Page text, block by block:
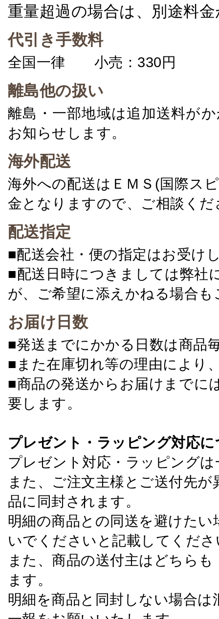
重量超過の場合は、別途料
代引き手数料
全国一律 小売：330円 卸
離島他の扱い
離島・一部地域は追加送料が
お知らせします。
海外配送
海外への配送はＥＭＳ(国際ス
金となりますので、ご相談くだ
配送指定
■配送会社・便の指定はお受け
■配送日時につきましては弊社
が、ご希望に添えかねる場合
お届け日数
■発送までにかかる日数は商品
■また在庫切れ等の理由により
■商品の発送からお届けまでに
要します。
プレゼント・ラッピング対応
プレゼント対応・ラッピング
また、ご注文主様とご送付先
品に同封されます。
明細の商品との同送を避けた
いでくださいと記載してくださ
また、商品の送付主はどちら
ます。
明細を商品と同封しない場合